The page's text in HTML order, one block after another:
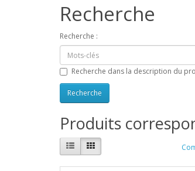
Recherche
Recherche :
Recherche dans la description du
Produits